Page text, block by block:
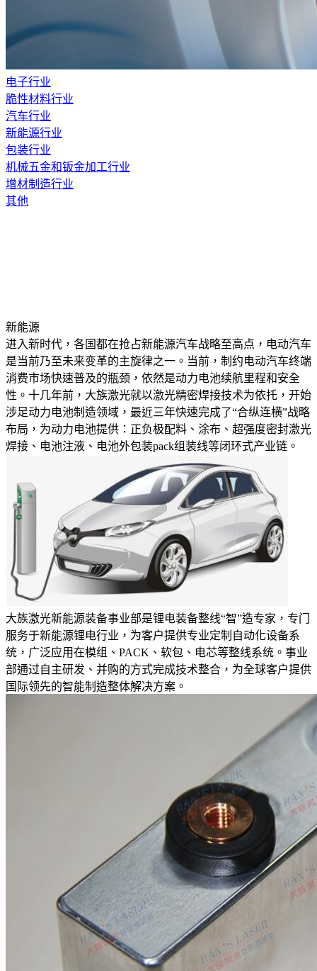
电子行业
脆性材料行业
汽车行业
新能源行业
包装行业
机械五金和钣金加工行业
增材制造行业
其他
新能源
进入新时代，各国都在抢占新能源汽车战略至高点，电动汽车
是当前乃至未来变革的主旋律之一。当前，制约电动汽车终端
消费市场快速普及的瓶颈，依然是动力电池续航里程和安全
性。十几年前，大族激光就以激光精密焊接技术为依托，开始
涉足动力电池制造领域，最近三年快速完成了“合纵连横”战略
布局，为动力电池提供：正负极配料、涂布、超强度密封激光
焊接、电池注液、电池外包装pack组装线等闭环式产业链。
大族激光新能源装备事业部是锂电装备整线“智”造专家，专门
服务于新能源锂电行业，为客户提供专业定制自动化设备系
统，广泛应用在模组、PACK、软包、电芯等整线系统。事业
部通过自主研发、并购的方式完成技术整合，为全球客户提供
国际领先的智能制造整体解决方案。